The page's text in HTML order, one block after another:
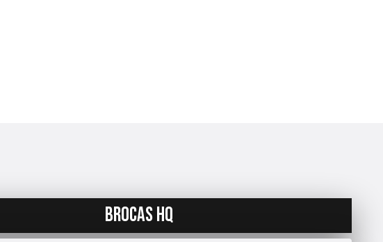
BROCAS HQ